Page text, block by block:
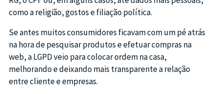
como a religião, gostos e filiação política.
Se antes muitos consumidores ficavam com um pé atrás
na hora de pesquisar produtos e efetuar compras na
web, a LGPD veio para colocar ordem na casa,
melhorando e deixando mais transparente a relação
entre cliente e empresas.